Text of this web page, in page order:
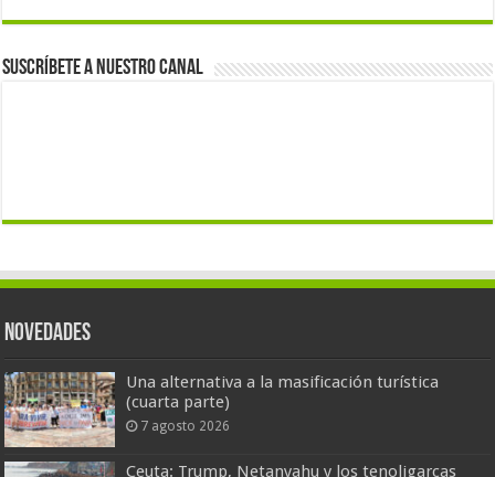
Suscríbete a nuestro canal
Novedades
Una alternativa a la masificación turística
(cuarta parte)
7 agosto 2026
Ceuta: Trump, Netanyahu y los tenoligarcas